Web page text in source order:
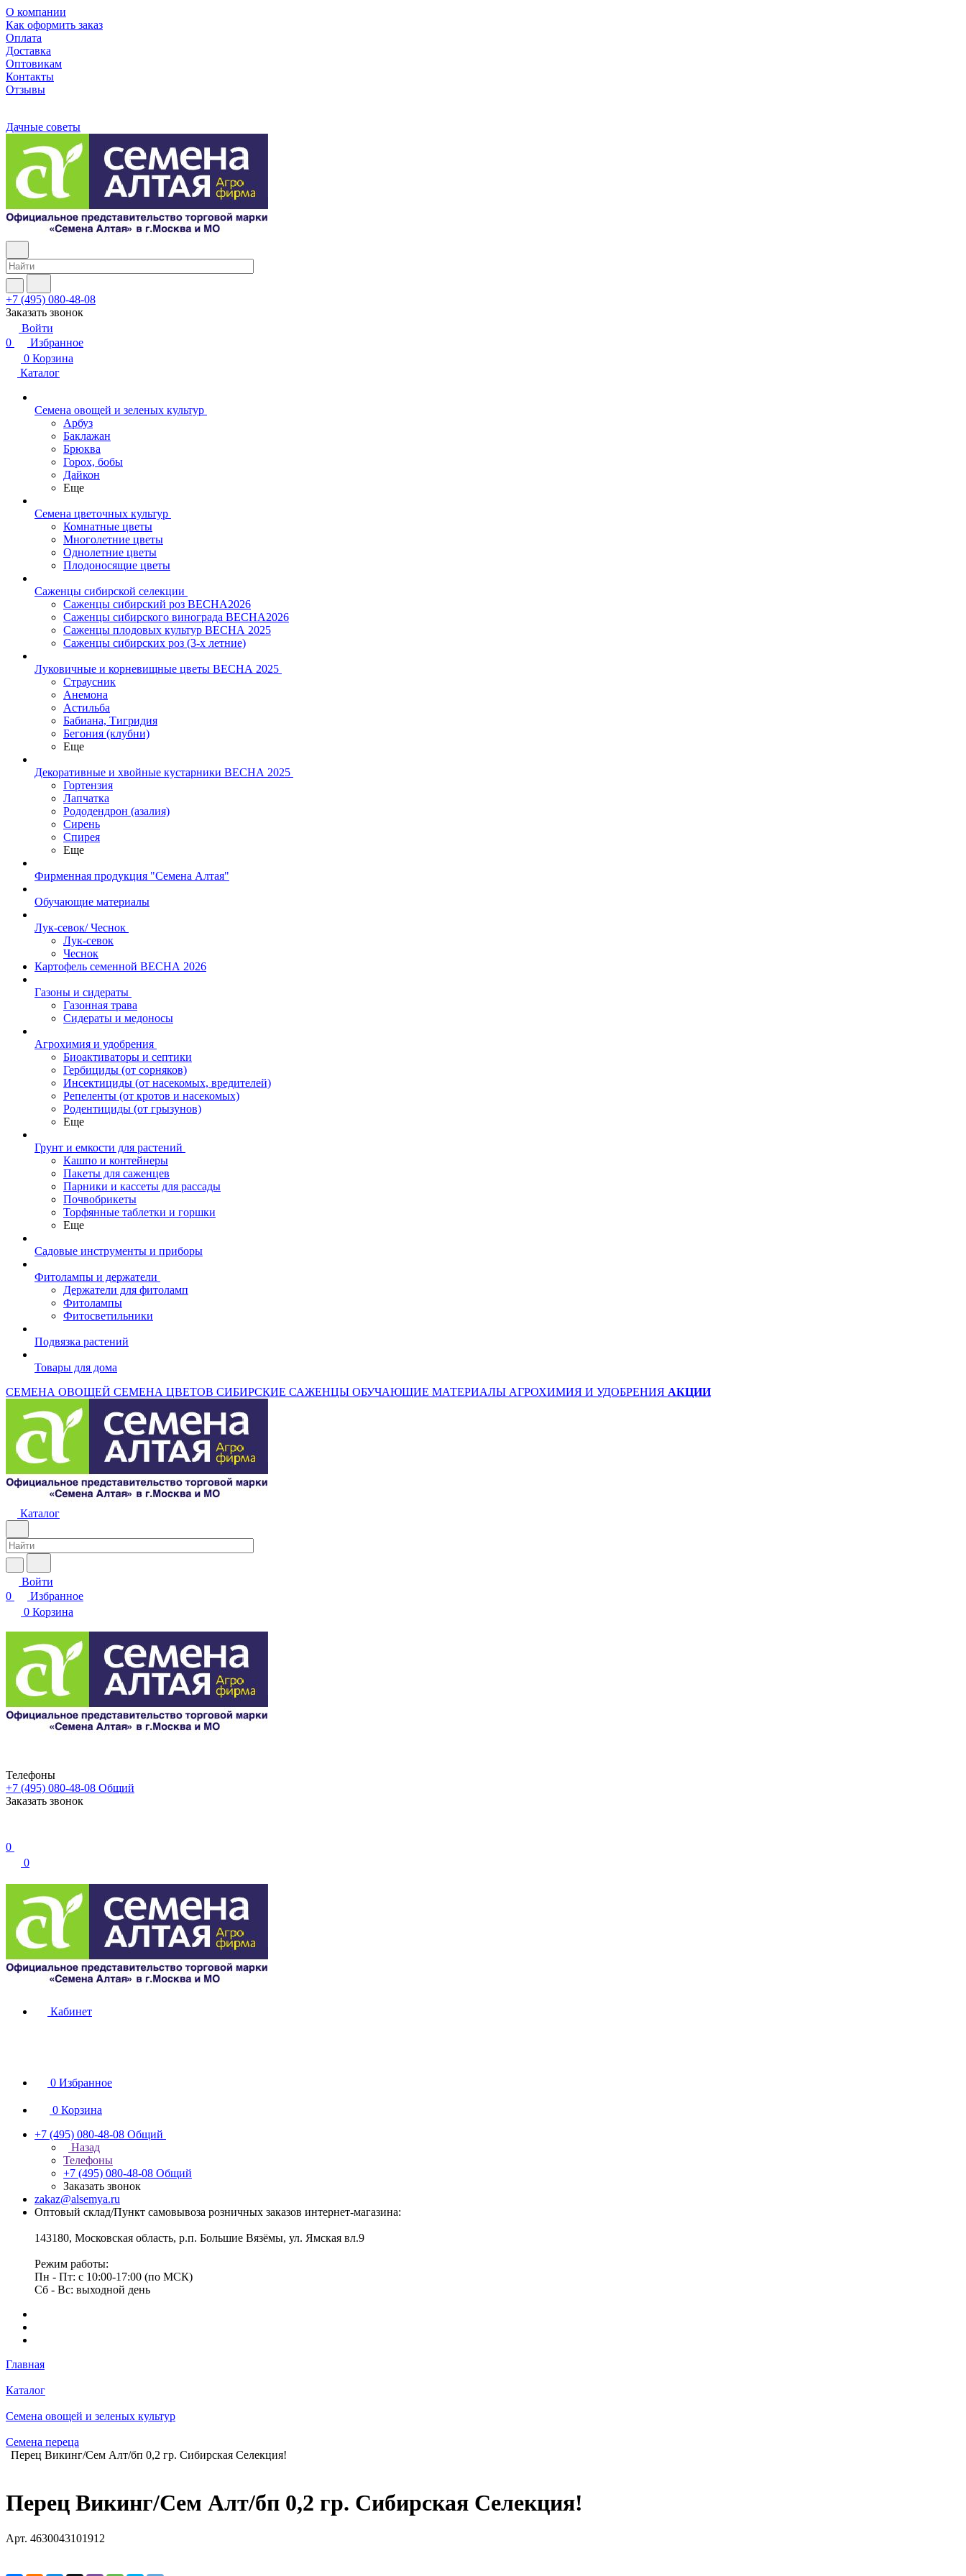
О компании
Как оформить заказ
Оплата
Доставка
Оптовикам
Контакты
Отзывы
Дачные советы
+7 (495) 080-48-08
Заказать звонок
Войти
0
Избранное
0 Корзина
Каталог
Семена овощей и зеленых культур
Арбуз
Баклажан
Брюква
Горох, бобы
Дайкон
Еще
Семена цветочных культур
Комнатные цветы
Многолетние цветы
Однолетние цветы
Плодоносящие цветы
Саженцы сибирской селекции
Саженцы сибирский роз ВЕСНА2026
Саженцы сибирского винограда ВЕСНА2026
Саженцы плодовых культур ВЕСНА 2025
Саженцы сибирских роз (3-х летние)
Луковичные и корневищные цветы ВЕСНА 2025
Страусник
Анемона
Астильба
Бабиана, Тигридия
Бегония (клубни)
Еще
Декоративные и хвойные кустарники ВЕСНА 2025
Гортензия
Лапчатка
Рододендрон (азалия)
Сирень
Спирея
Еще
Фирменная продукция "Семена Алтая"
Обучающие материалы
Лук-севок/ Чеснок
Лук-севок
Чеснок
Картофель семенной ВЕСНА 2026
Газоны и сидераты
Газонная трава
Сидераты и медоносы
Агрохимия и удобрения
Биоактиваторы и септики
Гербициды (от сорняков)
Инсектициды (от насекомых, вредителей)
Репеленты (от кротов и насекомых)
Родентициды (от грызунов)
Еще
Грунт и емкости для растений
Кашпо и контейнеры
Пакеты для саженцев
Парники и кассеты для рассады
Почвобрикеты
Торфянные таблетки и горшки
Еще
Садовые инструменты и приборы
Фитолампы и держатели
Держатели для фитоламп
Фитолампы
Фитосветильники
Подвязка растений
Товары для дома
СЕМЕНА ОВОЩЕЙ СЕМЕНА ЦВЕТОВ СИБИРСКИЕ САЖЕНЦЫ ОБУЧАЮЩИЕ МАТЕРИАЛЫ АГРОХИМИЯ И УДОБРЕНИЯ АКЦИИ
Каталог
Войти
0
Избранное
0 Корзина
Телефоны
+7 (495) 080-48-08 Общий
Заказать звонок
0
0
Кабинет
0 Избранное
0 Корзина
+7 (495) 080-48-08 Общий
Назад
Телефоны
+7 (495) 080-48-08 Общий
Заказать звонок
zakaz@alsemya.ru
Оптовый склад/Пункт самовывоза розничных заказов интернет-магазина:
143180, Московская область, р.п. Большие Вязёмы, ул. Ямская вл.9
Режим работы:
Пн - Пт: с 10:00-17:00 (по МСК)
Сб - Вс: выходной день
Главная
Каталог
Семена овощей и зеленых культур
Семена переца
Перец Викинг/Сем Алт/бп 0,2 гр. Сибирская Селекция!
Перец Викинг/Сем Алт/бп 0,2 гр. Сибирская Селекция!
Арт. 4630043101912